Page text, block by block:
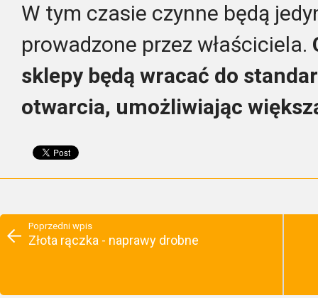
W tym czasie czynne będą
prowadzone przez właściciela.
sklepy będą wracać do
otwarcia, umożliwiając
Poprzedni wpis
Złota rączka - naprawy drobne